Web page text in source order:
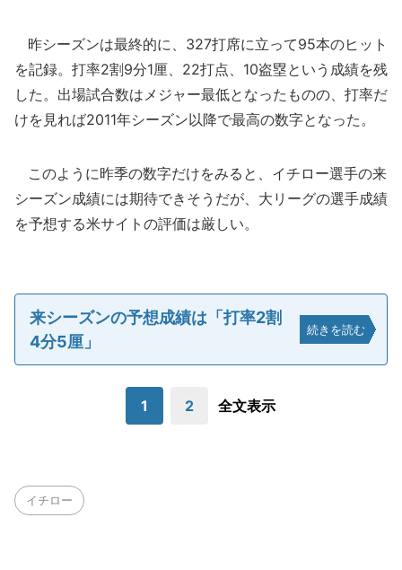
昨シーズンは最終的に、327打席に立って95本のヒット
を記録。打率2割9分1厘、22打点、10盗塁という成績を残
した。出場試合数はメジャー最低となったものの、打率だ
けを見れば2011年シーズン以降で最高の数字となった。
このように昨季の数字だけをみると、イチロー選手の来
シーズン成績には期待できそうだが、大リーグの選手成績
を予想する米サイトの評価は厳しい。
来シーズンの予想成績は「打率2割
4分5厘」
続きを読む
1 2 全文表示
イチロー